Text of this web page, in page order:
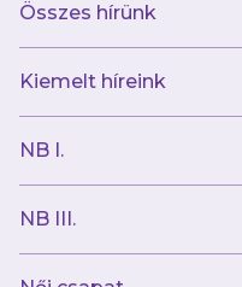
Összes hírünk
Kiemelt híreink
NB I.
NB III.
2025.07.01